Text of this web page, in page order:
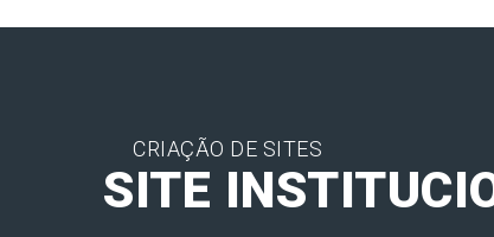
CRIAÇÃO DE SITES
SITE